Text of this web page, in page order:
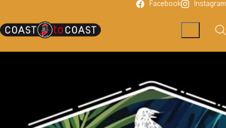
Facebook Instagram